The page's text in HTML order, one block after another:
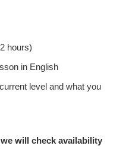
hours)
in English
level and what you
we will check availability